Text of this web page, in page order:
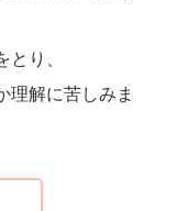
くのがオススメで
り、
理解に苦しみま